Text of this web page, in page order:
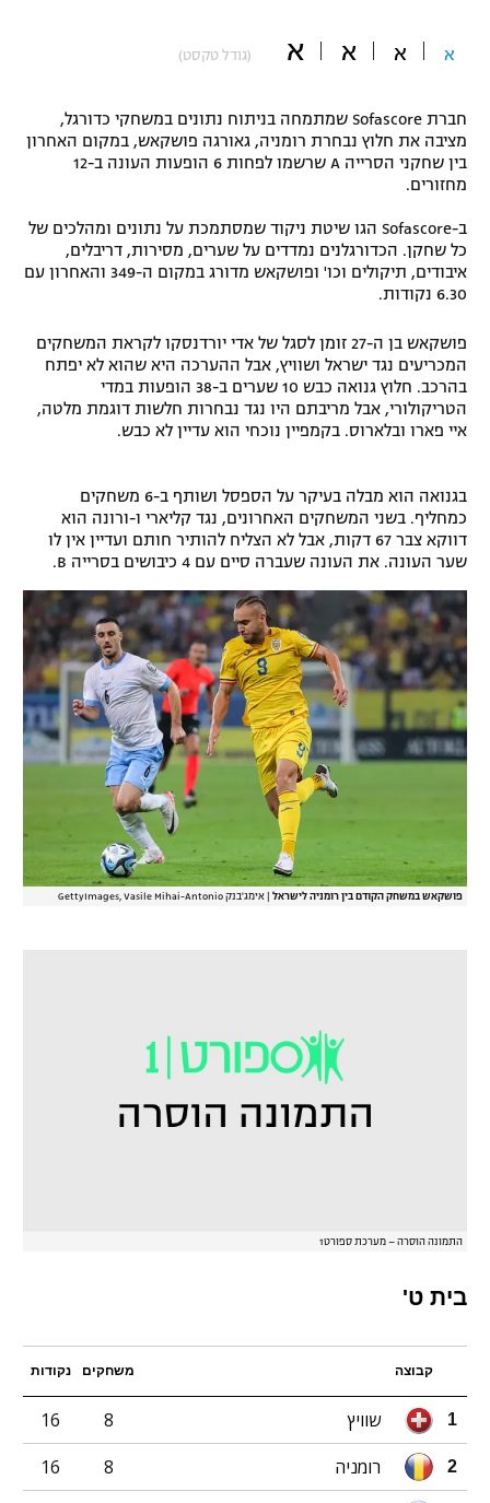
תקנון משתתפים וזוכים בפרסים
תקנון עבור פעילות אלקטרה
תקנון עבור פעילות ספורט 1 – "מרלן"
טניס
גיימינג E-Sports
מדיניות פרטיות
רשיון להקרנה פומבית לבית עסק
הצטרפות לחבילת הערוצים
לוח דרושים – ג'ובנט
תגיות
המגזין
אופניים
כדורמים
בייסבול MLB
ספורט אתגרי ואקסטרים
אומנויות לחימה
גיימינג E-Sports
א א א א (גודל טקסט)
חברת Sofascore שמתמחה בניתוח נתונים במשחקי כדורגל,
מציבה את חלוץ נבחרת רומניה, גאורגה פושקאש, במקום האחרון
בין שחקני הסרייה A שרשמו לפחות 6 הופעות העונה ב-12
מחזורים.
ב-Sofascore הגו שיטת ניקוד שמסתמכת על נתונים ומהלכים של
כל שחקן. הכדורגלנים נמדדים על שערים, מסירות, דריבלים,
איבודים, תיקולים וכו' ופושקאש מדורג במקום ה-349 והאחרון עם
6.30 נקודות.
פושקאש בן ה-27 זומן לסגל של אדי יורדנסקו לקראת המשחקים
המכריעים נגד ישראל ושוויץ, אבל ההערכה היא שהוא לא יפתח
בהרכב. חלוץ גנואה כבש 10 שערים ב-38 הופעות במדי
הטריקולורי, אבל מריבתם היו נגד נבחרות חלשות דוגמת מלטה,
איי פארו ובלארוס. בקמפיין נוכחי הוא עדיין לא כבש.
בגנואה הוא מבלה בעיקר על הספסל ושותף ב-6 משחקים
כמחליף. בשני המשחקים האחרונים, נגד קליארי ו-ורונה הוא
דווקא צבר 67 דקות, אבל לא הצליח להותיר חותם ועדיין אין לו
שער העונה. את העונה שעברה סיים עם 4 כיבושים בסרייה B.
פושקאש במשחק הקודם בין רומניה לישראל אימג'בנק GettyImages, Vasile Mihai-Antonio
התמונה הוסרה – מערכת ספורט1
בית ט'
קבוצה משחקים נקודות
1 שוויץ 8
16
2 רומניה 8
16